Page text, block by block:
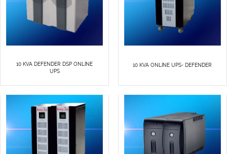
10 KVA DEFENDER DSP ONLİNE
UPS
10 KVA ONLİNE UPS- DEFENDER